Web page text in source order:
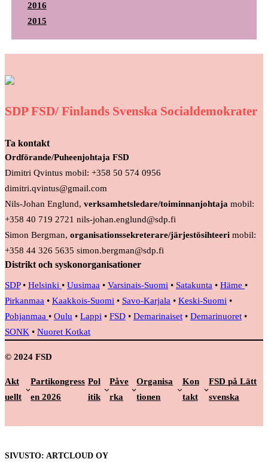
2016
2015
SDP FSD/ Finlands Svenska Socialdemokrater
Ta kontakt
Ordförande/Puheenjohtaja FSD
Dimitri Qvintus mobil: +358 50 574 0956
dimitri.qvintus@gmail.com
Nils-Johan Englund, verksamhetsledare/toiminnanjohtaja mobil:
+358 40 719 2721 nils-johan.englund@sdp.fi
Simon Bergman, organisationssekreterare/järjestösihteeri mobil:
+358 44 326 5635 simon.bergman@sdp.fi
Distrikt och syskonorganisationer
SDP• Helsinki • Uusimaa • Varsinais-Suomi • Satakunta • Häme •
Pirkanmaa • Kaakkois-Suomi • Savo-Karjala • Keski-Suomi •
Pohjanmaa • Oulu • Lappi • FSD • Demarinaiset • Demarinuoret •
SONK • Nuoret Kotkat
© 2024 FSD
Akt
uellt
Partikongress
en 2026
Pol
itik
Påve
rka
Organisa
tionen
Kon
takt
FSD på Lätt
svenska
SIVUSTO: ARTCLOUD OY